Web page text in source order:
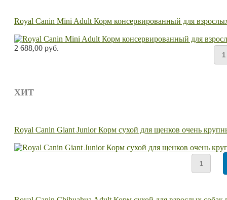
Royal Canin Mini Adult Корм консервированный для
2 688,00 руб.
ХИТ
Royal Canin Giant Junior Корм сухой для щенков очень